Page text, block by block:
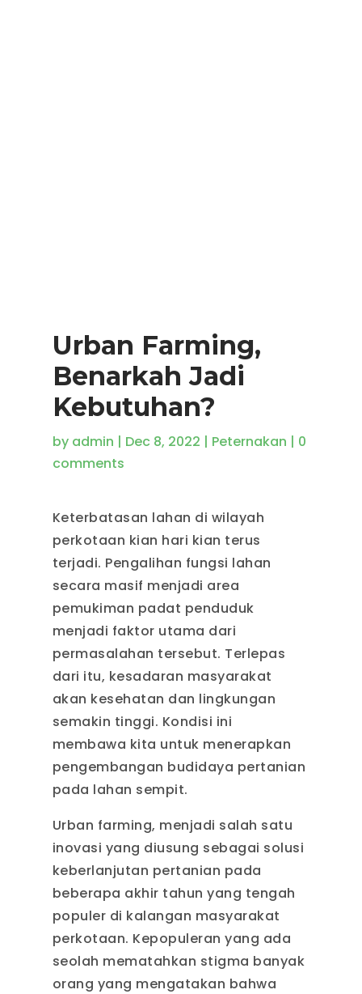
Urban Farming,
Benarkah Jadi
Kebutuhan?
by admin | Dec 8, 2022 | Peternakan | 0
comments
Keterbatasan lahan di wilayah
perkotaan kian hari kian terus
terjadi. Pengalihan fungsi lahan
secara masif menjadi area
pemukiman padat penduduk
menjadi faktor utama dari
permasalahan tersebut. Terlepas
dari itu, kesadaran masyarakat
akan kesehatan dan lingkungan
semakin tinggi. Kondisi ini
membawa kita untuk menerapkan
pengembangan budidaya pertanian
pada lahan sempit.
Urban farming, menjadi salah satu
inovasi yang diusung sebagai solusi
keberlanjutan pertanian pada
beberapa akhir tahun yang tengah
populer di kalangan masyarakat
perkotaan. Kepopuleran yang ada
seolah mematahkan stigma banyak
orang yang mengatakan bahwa